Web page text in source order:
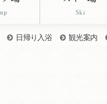
日帰り入浴 観光案内